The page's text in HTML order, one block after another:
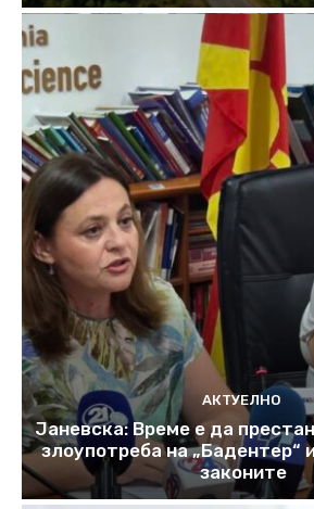
АКТУЕЛНО
Јаневска: Време е да
злоупотреба на „Бадентер“
законите